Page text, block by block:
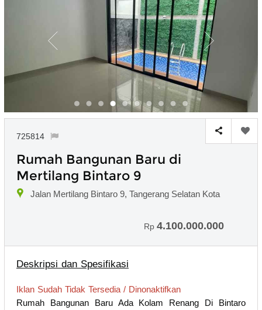
725814
Rumah Bangunan Baru di
Mertilang Bintaro 9
Jalan Mertilang Bintaro 9, Tangerang Selatan Kota
Rp 4.100.000.000
Deskripsi dan Spesifikasi
Iklan Sudah Tidak Tersedia / Dinonaktifkan
Rumah Bangunan Baru Ada Kolam Renang Di Bintaro
Untuk hasil simulasi
pada kotak-